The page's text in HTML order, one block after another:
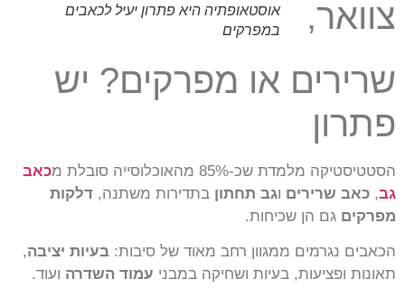
אוסטאופתיה היא פתרון יעיל לכאבים
במפרקים
צוואר,
שרירים או מפרקים? יש
פתרון
הסטטיסטיקה מלמדת שכ-85% מהאוכלוסייה סובלת מ
כאב
גב, כאב שרירים וגב תחתון בתדירות משתנה, דלקות
מפרקים גם הן שכיחות.
הכאבים נגרמים ממגוון רחב מאוד של סיבות: בעיות יציבה,
תאונות ופציעות, בעיות ושחיקה במבני עמוד השדרה ועוד.